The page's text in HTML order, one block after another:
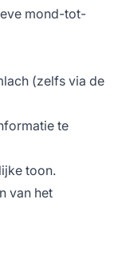
mond-tot-
(zelfs via de
te
toon.
van het